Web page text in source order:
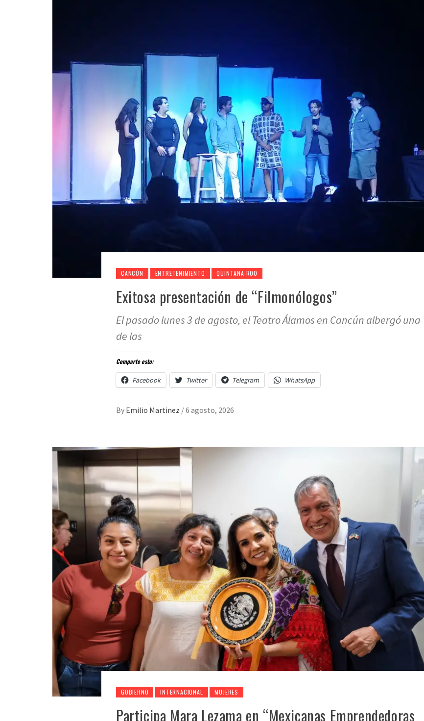
CANCÚN ENTRETENIMIENTO QUINTANA ROO
Exitosa presentación de “Filmonólogos”
El pasado lunes 3 de agosto, el Teatro Álamos en Cancún albergó una
de las
Comparte esto:
Facebook Twitter Telegram WhatsApp
By Emilio Martinez /6 agosto, 2026
GOBIERNO INTERNACIONAL MUJERES
Participa Mara Lezama en “Mexicanas Emprendedoras